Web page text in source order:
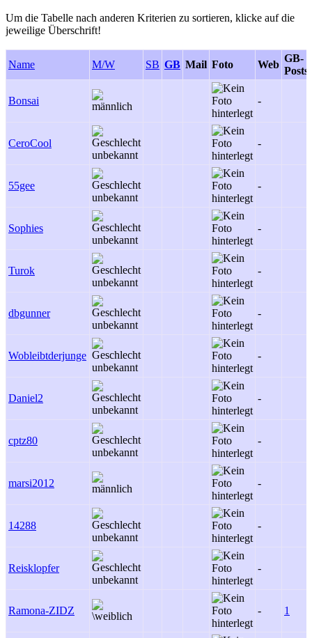
Um die Tabelle nach anderen Kriterien zu sortieren, klicke auf die
jeweilige Überschrift!
Name M/W SB GB Mail Foto Web
GB-
Posts
Bonsai -
CeroCool -
55gee -
Sophies -
Turok -
dbgunner -
Wobleibtderjunge -
Daniel2 -
cptz80 -
marsi2012 -
14288 -
Reisklopfer -
Ramona-ZIDZ - 1